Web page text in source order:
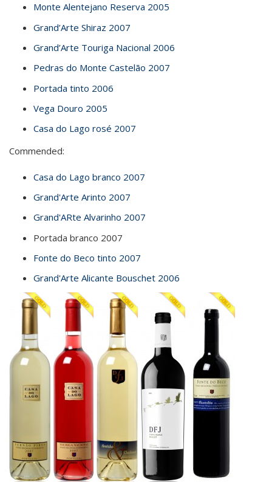
Monte Alentejano Reserva 2005
Grand’Arte Shiraz 2007
Grand’Arte Touriga Nacional 2006
Pedras do Monte Castelão 2007
Portada tinto 2006
Vega Douro 2005
Casa do Lago rosé 2007
Commended:
Casa do Lago branco 2007
Grand'Arte Arinto 2007
Grand'ARte Alvarinho 2007
Portada branco 2007
Fonte do Beco tinto 2007
Grand'Arte Alicante Bouschet 2006